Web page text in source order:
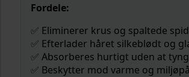
Fordele:
✅ Eliminerer krus og spaltede
✅ Efterlader håret silkeblødt og
✅ Absorberes hurtigt uden at
✅ Beskytter mod varme og